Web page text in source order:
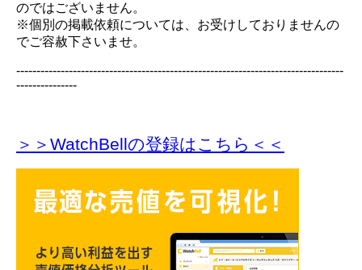
のではございません。
※個別の掲載依頼については、お受けしておりませんの
でご容赦下さいませ。
---------------------------------------------------------------------------------
---------------
＞＞WatchBellの登録はこちら＜＜